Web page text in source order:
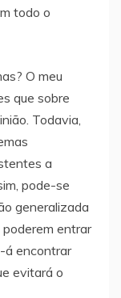
todo o
O meu
que sobre
Todavia,
a
pode-se
generalizada
entrar
á encontrar
evitará o